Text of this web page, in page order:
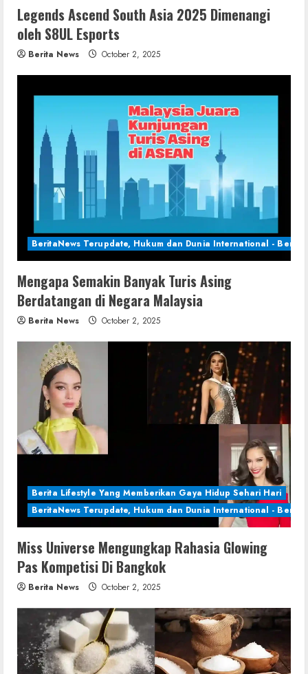
Legends Ascend South Asia 2025 Dimenangi
oleh S8UL Esports
Berita News October 2, 2025
BeritaNews Terupdate, Hukum dan Dunia International - Berita
Mengapa Semakin Banyak Turis Asing
Berdatangan di Negara Malaysia
Berita News October 2, 2025
Berita Lifestyle Yang Memberikan Gaya Hidup Sehari Hari
BeritaNews Terupdate, Hukum dan Dunia International - Berita
Miss Universe Mengungkap Rahasia Glowing
Pas Kompetisi Di Bangkok
Berita News October 2, 2025